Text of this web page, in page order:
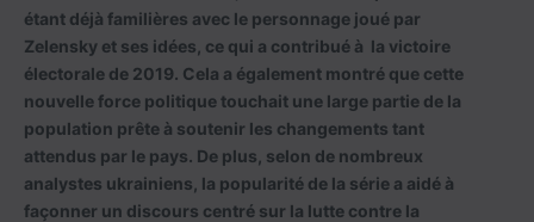
étant déjà familières avec le personnage joué par
Zelensky et ses idées, ce qui a contribué à la victoire
électorale de 2019. Cela a également montré que cette
nouvelle force politique touchait une large partie de la
population prête à soutenir les changements tant
attendus par le pays. De plus, selon de nombreux
analystes ukrainiens, la popularité de la série a aidé à
façonner un discours centré sur la lutte contre la